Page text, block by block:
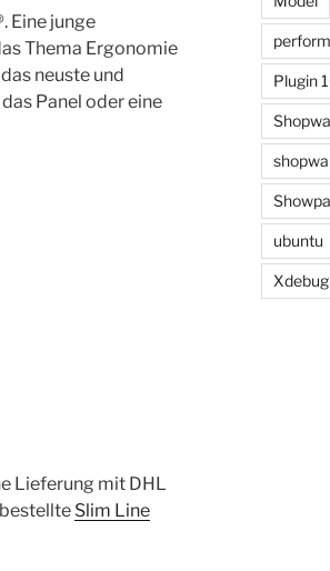
Eine junge
Thema Ergonomie
neuste und
Panel oder eine
Lieferung mit DHL
Slim Line
Plugin
ubuntu
Xdebug